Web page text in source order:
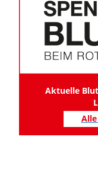
Aktuelle